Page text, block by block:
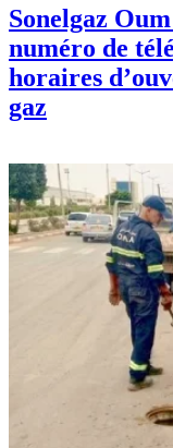
Sonelgaz
numéro de
horaires
gaz